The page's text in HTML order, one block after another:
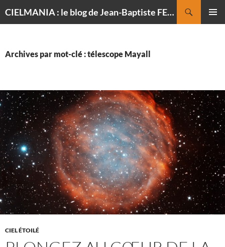
CIELMANIA : le blog de Jean-Baptiste FELDMANN, photographe du ciel
Archives par mot-clé : télescope Mayall
CIEL ÉTOILÉ